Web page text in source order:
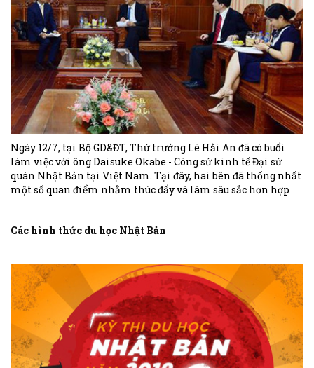
Ngày 12/7, tại Bộ GD&ĐT, Thứ trưởng Lê Hải An đã có buổi
làm việc với ông Daisuke Okabe - Công sứ kinh tế Đại sứ
quán Nhật Bản tại Việt Nam. Tại đây, hai bên đã thống nhất
một số quan điểm nhằm thúc đẩy và làm sâu sắc hơn hợp
Các hình thức du học Nhật Bản